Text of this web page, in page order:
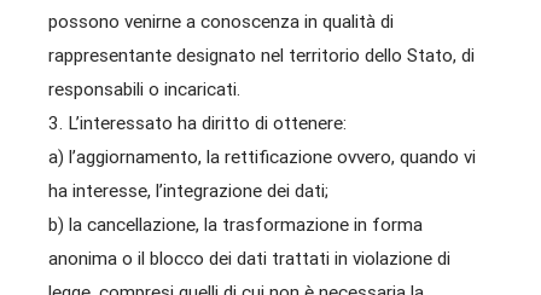
possono venirne a conoscenza in qualità di
rappresentante designato nel territorio dello Stato, di
responsabili o incaricati.
3. L’interessato ha diritto di ottenere:
a) l’aggiornamento, la rettificazione ovvero, quando vi
ha interesse, l’integrazione dei dati;
b) la cancellazione, la trasformazione in forma
anonima o il blocco dei dati trattati in violazione di